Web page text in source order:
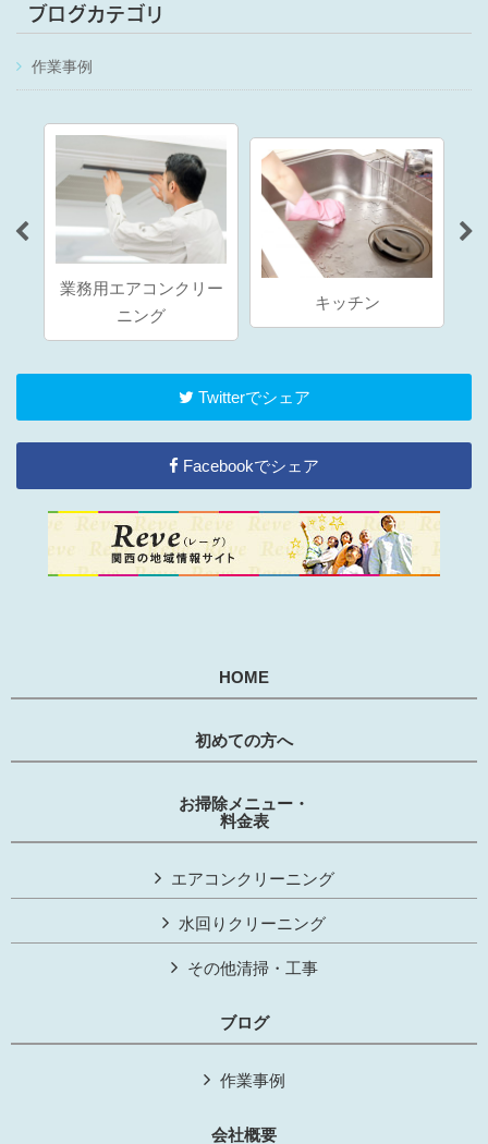
ブログカテゴリ
作業事例
業務用エアコンクリー
ニング
キッチン
Twitterでシェア
Facebookでシェア
HOME
初めての方へ
お掃除メニュー・
料金表
エアコンクリーニング
水回りクリーニング
その他清掃・工事
ブログ
作業事例
会社概要